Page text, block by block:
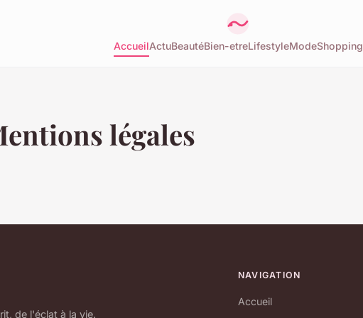
AccueilActuBeautéBien-etreLifestyleModeShopping
légales
de l'éclat à la vie.
NAVIGATION
Accueil